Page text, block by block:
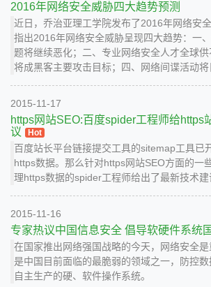
2016年网络安全威胁四大趋势预测
近日，乔治亚理工学院发布了2016年网络安
指出2016年网络安全威胁呈现四大趋势：一
题将继续恶化；二、专业网络安全人才全球
将成黑客主要攻击目标；四、网络间谍活动将
2015-11-17
https网站SEO:百度spider工程师给https
议
Hot
百度站长平台链接提交工具的sitemap工具已
https数据。那么针对https网站SEO方面的一
理https数据的spider工程师给出了最新技术建
2015-11-16
专家热议中国信息安全 倡导软硬件系统
在国家推出网络强国战略的今天，网络安全
是中国目前面临的最脆弱的领域之一，防控
自主生产的硬、软件操作系统。